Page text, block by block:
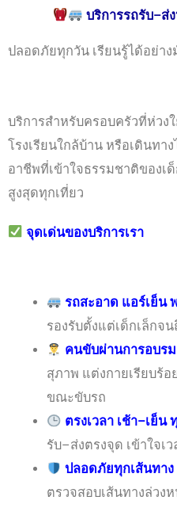
บริการรถรับ–ส่
ปลอดภัยทุกวัน เรียนรู้ได้อย่าง
บริการสำหรับครอบครัวที่ห่วง
โรงเรียนใกล้บ้าน หรือเดินทา
อาชีพที่เข้าใจธรรมชาติของเ
สูงสุดทุกเที่ยว
จุดเด่นของบริการเรา
รถสะอาด แอร์เย็น
รองรับตั้งแต่เด็กเล็กจ
คนขับผ่านการอบร
สุภาพ แต่งกายเรียบร้
ขณะขับรถ
ตรงเวลา เช้า–เย็น
รับ–ส่งตรงจุด เข้าใจเ
ปลอดภัยทุกเส้นทาง
ตรวจสอบเส้นทางล่วง